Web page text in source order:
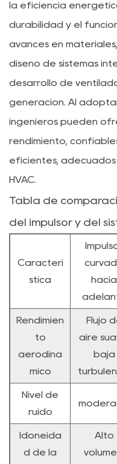
la eficiencia
durabilidad y el
avances en
diseño de sistemas
desarrollo de
generación. Al
ingenieros pueden
rendimiento,
eficientes,
HVAC.
Tabla de
del impulsor y del
Caracterí
stica
hacia
Rendimien
to
aerodiná
mico
Flujo
aire
baja
Nivel de
ruido
Idoneida
d de la
Alto